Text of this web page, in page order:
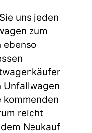
uns jeden
zum
ebenso
Unfallwagen
kommenden
reicht
Neukauf